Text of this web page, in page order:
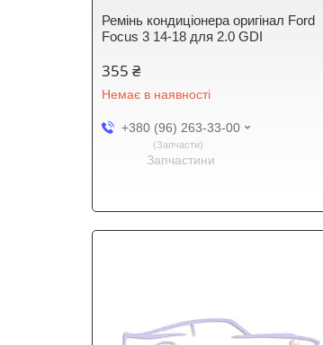
Ремінь кондиціонера оригінал Ford
Focus 3 14-18 для 2.0 GDI
355 ₴
Немає в наявності
+380 (96) 263-33-00
Запчасти
Запчастини